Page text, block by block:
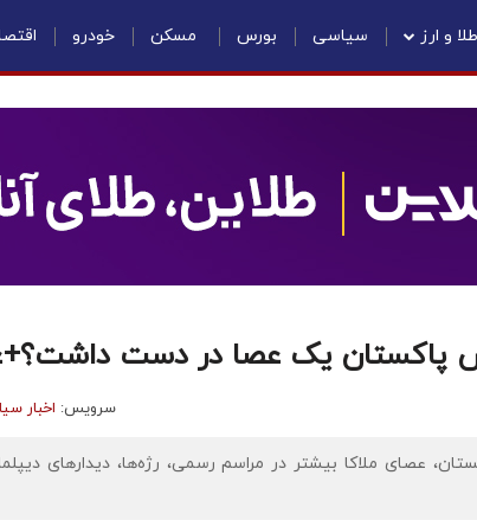
طلا و ارز سیاسی بورس مسکن خودرو
پاکستان یک عصا در دست
سرویس: اخبار
عصای ملاکا بیشتر در مراسم رسمی، رژه‌ها، دیدارهای